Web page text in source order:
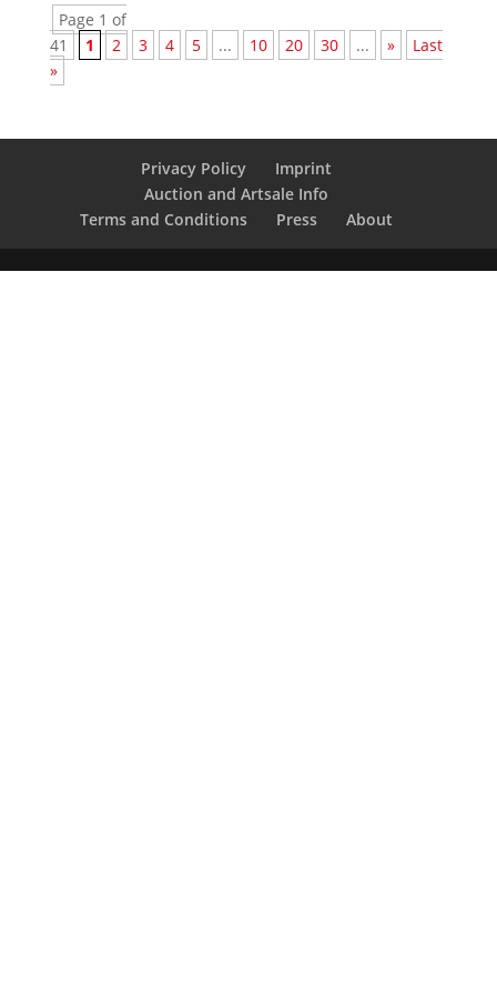
Page 1 of
41
1 2 3 4 5 ... 10 20 30 ... »
Last
»
Privacy Policy
Imprint
Auction and Artsale Info
Terms and Conditions
Press About